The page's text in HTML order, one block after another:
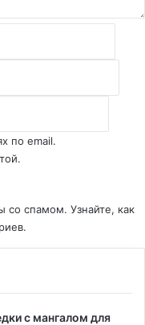
по email.
со спамом. Узнайте, как
.
с мангалом для